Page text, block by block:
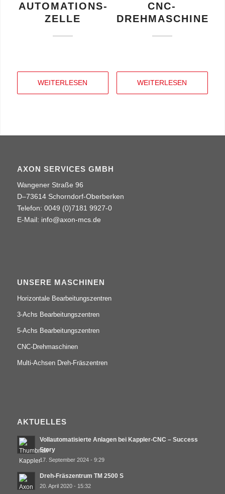
AUTOMATIONS­
ZELLE
WEITERLESEN
CNC-
DREHMASCHINEN
WEITERLESEN
AXON SERVICES GMBH
Wangener Straße 96
D–73614 Schorndorf-Oberberken
Telefon: 0049 (0)7181 9927-0
E-Mail: info@axon-mcs.de
UNSERE MASCHINEN
Horizontale Bearbeitungszentren
3-Achs Bearbeitungszentren
5-Achs Bearbeitungszentren
CNC-Drehmaschinen
Multi-Achsen Dreh-Fräszentren
AKTUELLES
Vollautomatisierte Anlagen bei Kappler-CNC – Success
Story
17. September 2024 - 9:29
Dreh-Fräszentrum TM 2500 S
20. April 2020 - 15:32